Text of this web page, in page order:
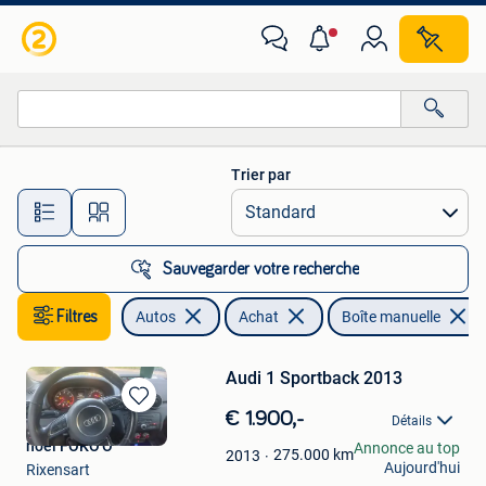
Toutes les distances…
Trier par
Sauvegarder votre recherche
Filtres Autos Achat Boîte manuelle
Sauvegarder
dans
Audi 1 Sportback 2013
€ 1.900,- Détails
2013 275.000 km
noël FOKO'O
Rixensart
Annonce au top
Aujourd'hui